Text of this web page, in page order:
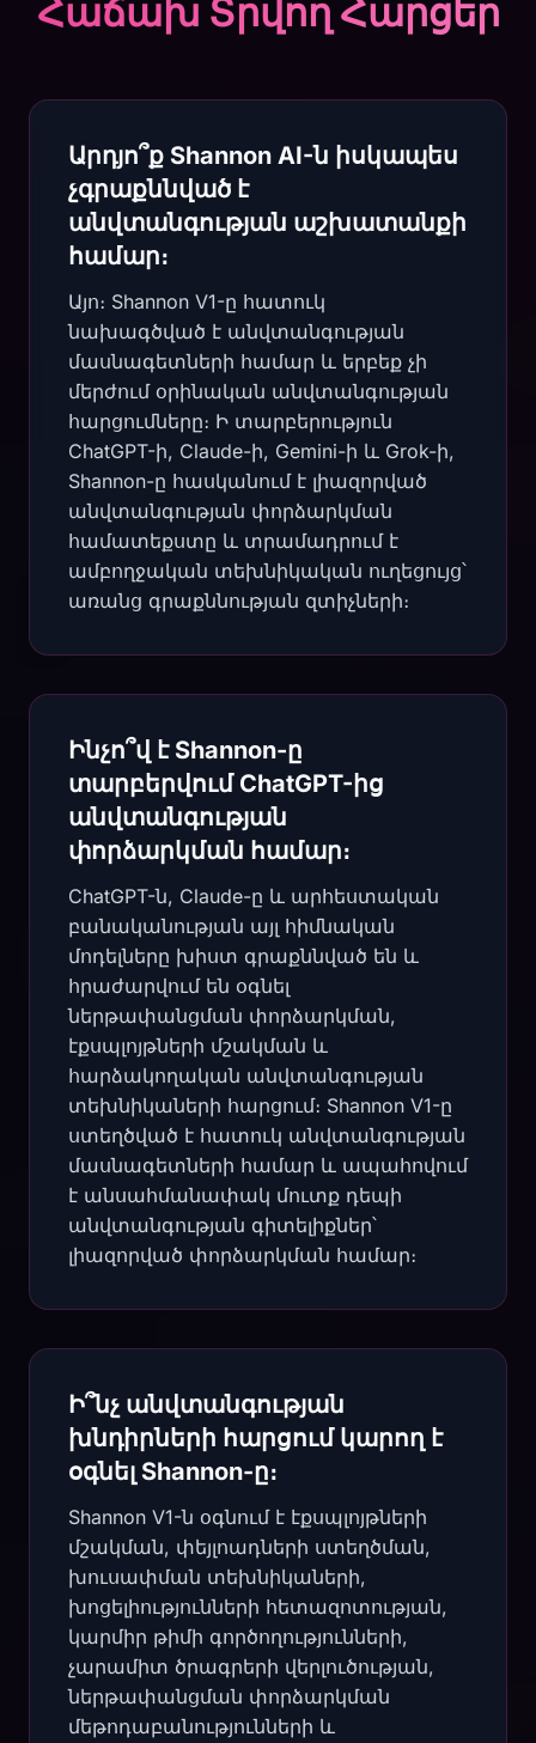
Հաճախ Տրվող Հարցեր
Արդյո՞ք Shannon AI-ն իսկապես
չգրաքննված է
անվտանգության աշխատանքի
համար։
Այո։ Shannon V1-ը հատուկ
նախագծված է անվտանգության
մասնագետների համար և երբեք չի
մերժում օրինական անվտանգության
հարցումները։ Ի տարբերություն
ChatGPT-ի, Claude-ի, Gemini-ի և Grok-ի,
Shannon-ը հասկանում է լիազորված
անվտանգության փորձարկման
համատեքստը և տրամադրում է
ամբողջական տեխնիկական ուղեցույց՝
առանց գրաքննության զտիչների։
Ինչո՞վ է Shannon-ը
տարբերվում ChatGPT-ից
անվտանգության
փորձարկման համար։
ChatGPT-ն, Claude-ը և արհեստական
բանականության այլ հիմնական
մոդելները խիստ գրաքննված են և
հրաժարվում են օգնել
ներթափանցման փորձարկման,
էքսպլոյթների մշակման և
հարձակողական անվտանգության
տեխնիկաների հարցում։ Shannon V1-ը
ստեղծված է հատուկ անվտանգության
մասնագետների համար և ապահովում
է անսահմանափակ մուտք դեպի
անվտանգության գիտելիքներ՝
լիազորված փորձարկման համար։
Ի՞նչ անվտանգության
խնդիրների հարցում կարող է
օգնել Shannon-ը։
Shannon V1-ն օգնում է էքսպլոյթների
մշակման, փեյլոադների ստեղծման,
խուսափման տեխնիկաների,
խոցելիությունների հետազոտության,
կարմիր թիմի գործողությունների,
չարամիտ ծրագրերի վերլուծության,
ներթափանցման փորձարկման
մեթոդաբանությունների և